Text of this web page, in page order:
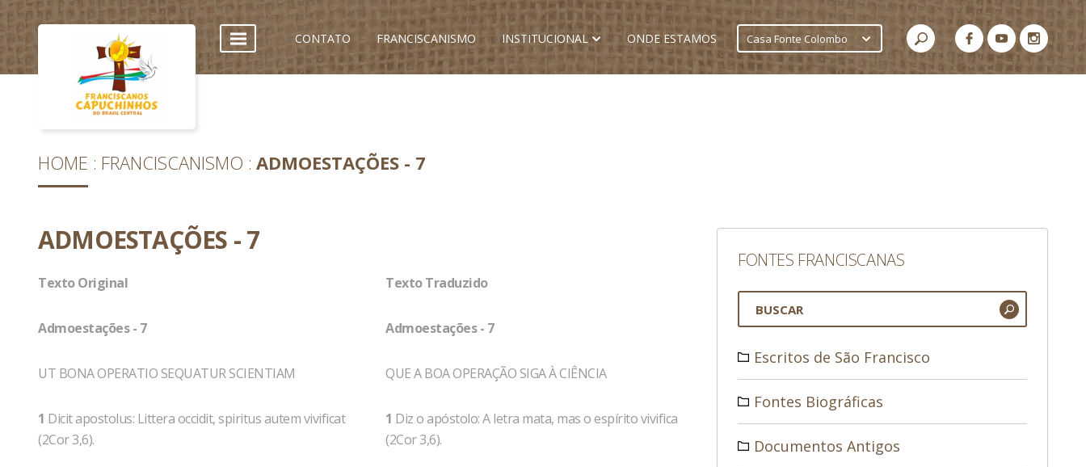
CONTATO FRANCISCANISMO INSTITUCIONAL ONDE ESTAMOS Casa Fonte Colombo
HOME FRANCISCANISMO ADMOESTAÇÕES - 7
ADMOESTAÇÕES - 7
Texto Original
Admoestações - 7
UT BONA OPERATIO SEQUATUR SCIENTIAM
1 Dicit apostolus: Littera occidit, spiritus autem vivificat
(2Cor 3,6).
Texto Traduzido
Admoestações - 7
QUE A BOA OPERAÇÃO SIGA À CIÊNCIA
1 Diz o apóstolo: A letra mata, mas o espírito vivifica
(2Cor 3,6).
FONTES FRANCISCANAS
Escritos de São Francisco
Fontes Biográficas
Documentos Antigos